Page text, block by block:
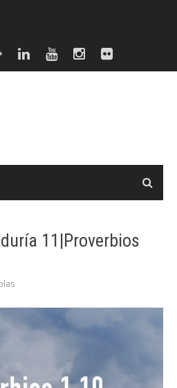
11|Proverbios